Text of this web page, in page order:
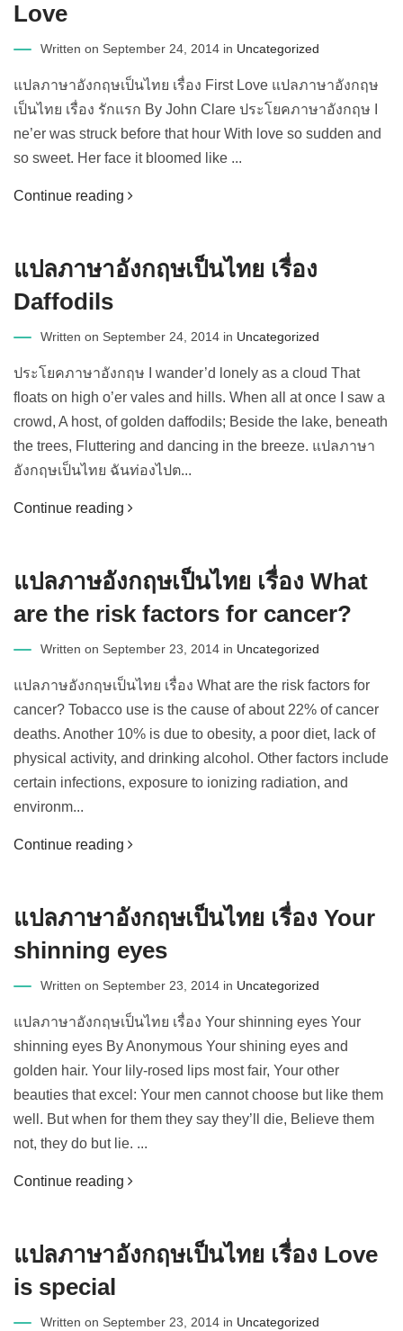
Love
Written on September 24, 2014 in Uncategorized
แปลภาษาอังกฤษเป็นไทย เรื่อง First Love แปลภาษาอังกฤษ
เป็นไทย เรื่อง รักแรก By John Clare ประโยคภาษาอังกฤษ I
ne’er was struck before that hour With love so sudden and
so sweet. Her face it bloomed like ...
Continue reading
แปลภาษาอังกฤษเป็นไทย เรื่อง
Daffodils
Written on September 24, 2014 in Uncategorized
ประโยคภาษาอังกฤษ I wander’d lonely as a cloud That
floats on high o’er vales and hills. When all at once I saw a
crowd, A host, of golden daffodils; Beside the lake, beneath
the trees, Fluttering and dancing in the breeze. แปลภาษา
อังกฤษเป็นไทย ฉันท่องไปต...
Continue reading
แปลภาษอังกฤษเป็นไทย เรื่อง What
are the risk factors for cancer?
Written on September 23, 2014 in Uncategorized
แปลภาษอังกฤษเป็นไทย เรื่อง What are the risk factors for
cancer? Tobacco use is the cause of about 22% of cancer
deaths. Another 10% is due to obesity, a poor diet, lack of
physical activity, and drinking alcohol. Other factors include
certain infections, exposure to ionizing radiation, and
environm...
Continue reading
แปลภาษาอังกฤษเป็นไทย เรื่อง Your
shinning eyes
Written on September 23, 2014 in Uncategorized
แปลภาษาอังกฤษเป็นไทย เรื่อง Your shinning eyes Your
shinning eyes By Anonymous Your shining eyes and
golden hair. Your lily-rosed lips most fair, Your other
beauties that excel: Your men cannot choose but like them
well. But when for them they say they’ll die, Believe them
not, they do but lie. ...
Continue reading
แปลภาษาอังกฤษเป็นไทย เรื่อง Love
is special
Written on September 23, 2014 in Uncategorized